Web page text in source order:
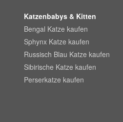
Katzenbabys & Kitten
Bengal Katze kaufen
Sphynx Katze kaufen
Russisch Blau Katze kaufen
Sibirische Katze kaufen
Perserkatze kaufen